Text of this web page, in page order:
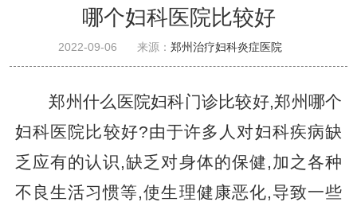
哪个妇科医院比较好
2022-09-06 来源： 郑州治疗妇科炎症医院
郑州什么医院妇科门诊比较好,郑州哪个
妇科医院比较好?由于许多人对妇科疾病缺
乏应有的认识,缺乏对身体的保健,加之各种
不良生活习惯等,使生理健康恶化,导致一些